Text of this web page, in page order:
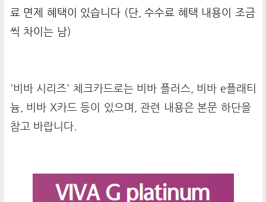
료 면제 혜택이 있습니다 (단, 수수료 혜택 내용이 조금
씩 차이는 남)
'비바 시리즈' 체크카드로는 비바 플러스, 비바 e플래티
늄, 비바 X카드 등이 있으며, 관련 내용은 본문 하단을
참고 바랍니다.